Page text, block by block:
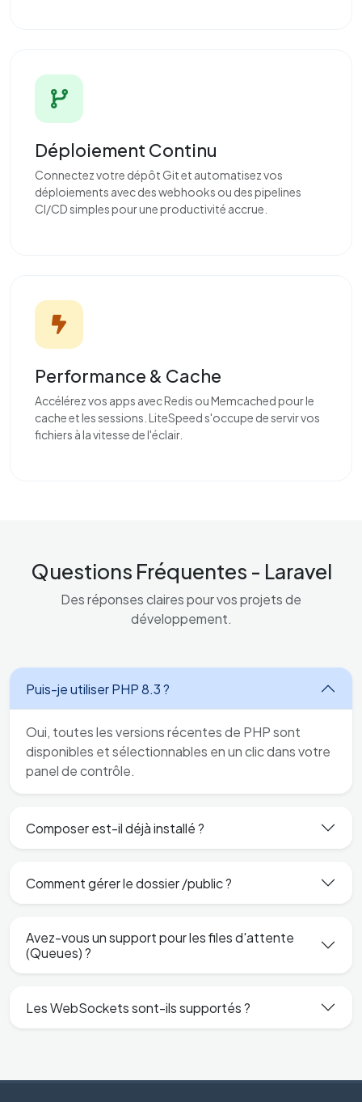
Déploiement Continu
Connectez votre dépôt Git et automatisez vos
déploiements avec des webhooks ou des pipelines
CI/CD simples pour une productivité accrue.
Performance & Cache
Accélérez vos apps avec Redis ou Memcached pour le
cache et les sessions. LiteSpeed s'occupe de servir vos
fichiers à la vitesse de l'éclair.
Questions Fréquentes - Laravel
Des réponses claires pour vos projets de
développement.
Puis-je utiliser PHP 8.3 ?
Oui, toutes les versions récentes de PHP sont
disponibles et sélectionnables en un clic dans votre
panel de contrôle.
Composer est-il déjà installé ?
Comment gérer le dossier /public ?
Avez-vous un support pour les files d'attente
(Queues) ?
Les WebSockets sont-ils supportés ?